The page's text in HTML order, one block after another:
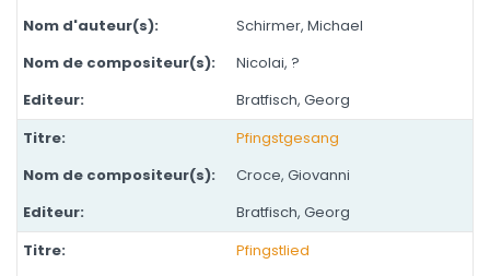
Schirmer, Michael
Nicolai, ?
Bratfisch, Georg
Pfingstgesang
Croce, Giovanni
Bratfisch, Georg
Pfingstlied